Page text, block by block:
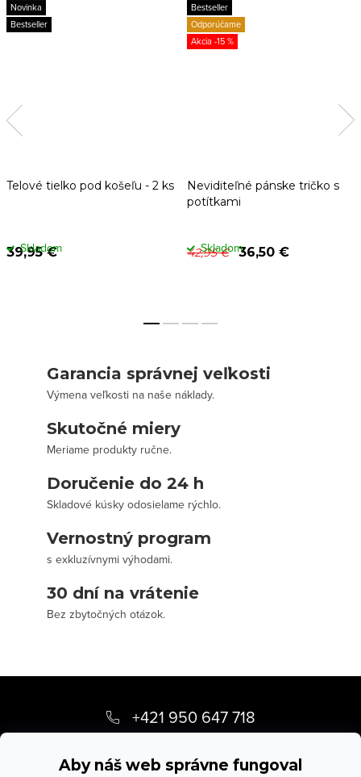
Aby náš web správne fungoval
Novinka
Bestseller
Telové tielko pod košeľu - 2 ks
39,95 €
Skladom
Bestseller
Odporúčame
-15 %
Neviditeľné pánske tričko s
potítkami
42,95 € 36,50 €
Skladom
Garancia správnej veľkosti
Výmena veľkosti na naše náklady.
Skutočné miery
Meriame produkty ručne.
Doručenie do 24 h
Skladové kúsky odosielame rýchlo.
Vernostný program
s exkluzívnymi výhodami.
30 dní na vrátenie
Bez zbytočných otázok.
p
+421 950 647 718